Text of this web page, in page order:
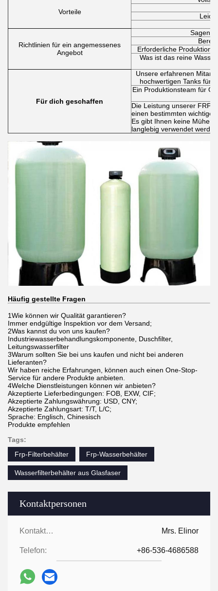
Kontaktpersonen
Kontaktpersonen: Mrs. Elinor
Telefon: +86-536-4686588
Vorteile
Richtlinien für ein angemessenes
Angebot
Sagen
Erforderliche
Was ist das reine
Für dich geschaffen
Unsere erfahrenen
hochwertigen Tanks für
Ein Produktionsteam für
Die Leistung unserer FRP-
einen bestimmten
Es gibt Ihnen keine Mühe,
langlebig verwendet
Häufig gestellte Fragen
1Wie können wir Qualität garantieren?
Immer endgültige Inspektion vor dem Versand;
2Was kannst du von uns kaufen?
Industriewasserbehandlungskomponente, Duschfilter,
Leitungswasserfilter
3Warum sollten Sie bei uns kaufen und nicht bei anderen
Lieferanten?
Wir haben reiche Erfahrungen, können auch einen One-Stop-
Service für andere Produkte anbieten.
4Welche Dienstleistungen können wir anbieten?
Akzeptierte Lieferbedingungen: FOB, EXW, CIF;
Akzeptierte Zahlungswährung: USD, CNY;
Akzeptierte Zahlungsart: T/T, L/C;
Sprache: Englisch, Chinesisch
Produkte empfehlen
Tags:
Frp-Filterbehälter
Frp-Wasserbehälter
Wasserfilterbehälter aus Glasfaser